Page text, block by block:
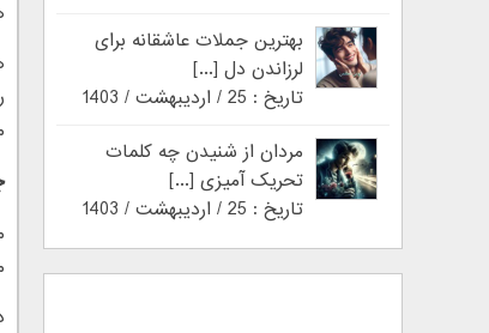
بهترین جملات عاشقانه برای
لرزاندن دل [...]
تاریخ : 25 / اردیبهشت / 1403
مردان از شنیدن چه کلمات
تحریک آمیزی [...]
تاریخ : 25 / اردیبهشت / 1403